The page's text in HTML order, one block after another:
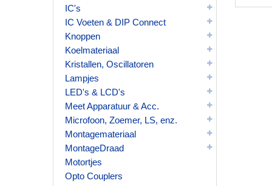
IC's
IC Voeten & DIP Connect
Knoppen
Koelmateriaal
Kristallen, Oscillatoren
Lampjes
LED's & LCD's
Meet Apparatuur & Acc.
Microfoon, Zoemer, LS, enz.
Montagemateriaal
MontageDraad
Motortjes
Opto Couplers